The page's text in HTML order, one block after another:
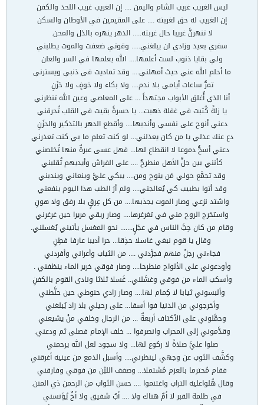
ليس الغريب غريب الشام واليمن .... إن الغريب غريب اللحد والكفن
إن الغريب له حق لغربته .... على المقيمين في الأوطان والسكن
لا تنهرنَّ غريبا حال غربته..... الدهر ينهره بالذل والمحن.
سفري بعيد وزادي لن يبلغني..... وقوتي ضعفت والموت يطلبني
ولي بقايا ذنوب لست أعلمها.... الله يعلمها في السر والعلن
ما أحلم الله عني حيث أمهلني.... وقد تماديت في ذنبي ويسترني
تمرُّ ساعات أيامي بلا ندم.... ولا بكاء ولا خوفٍ ولا حَزَنِ
أنا الذي أُغلق الأبواب مجتهداً ... على المعاصي وعين الله تنظرني
يا زلةً كُتبت في غفلة ذهبت... يا حسرةً بقيت في القلب تُحرقني
دعني أنوح على نفسي وأندبها.... وأقطع الدهر بالتذكير والحزَنِ
دع عنك عذلي يا من كان يعذلني... لو كنت تعلم ما بي كنت تعذرني
دعني أسحُّ دموعا لا انقطاع لها... فهل عسى عبرةٌ منها تُخلصني
كأنني بين جلِّ الأهل منطرحٌ .... على الفراش وأيديهم تُقلبني
وقد تجمَّع حولي مَن ينوح ومن.... يبكي عليَّ وينعاني ويندبني
وقد أتوا بطبيب كي يُعالجني.... ولم أرَ الطب هذا اليوم ينفعني
واشتد نزعي وصار الموت يجذبها.... من كل عِرقٍ بلا رفق ولا هونِ
واستخرج الروح مني في تغرغرها.... وصار ريقي مريرا حين غرغرني
وقام من كان حِبَّ الناس في عجَلٍ....... نحو المغسل يأتيني يُغسلني.
وقال يا قوم نبغي غاسلا حذِقا... حرا أديبا عارفا فطِنِ
فجاءني رجلٌ منهم فجرَّدني .... من الثياب وأعراني وأفردني
وأودعوني على الألواح منطرحا.... وصار فوقي خرير الماء ينظفني .
وأسكب الماء من فوقي وغسَّلني.. غَسلا ثلاثا ونادى القوم بالكفنِ
وألبسوني ثيابا لا كِمام لها.... وصار زادي حنوطي حين حنَّطني
وأخرجوني من الدنيا فوا أسفا... على رحيلي بلا زاد يُبلغني
وحمَّلوني على الأكتاف أربعةٌ ... من الرجال وخلفي منْ يشيعني
وقدَّموني إلى المحراب وانصرفوا ... خلف الإمام فصلى ثم ودعني.
صلوا عليَّ صلاةً لا ركوع لها... ولا سجود لعل الله يرحمني
وكشَّف الثوب عن وجهي لينظرني.... وأسبل الدمع من عينيه أغرقني
فقام مُحترما بالعزم مُشتملا... وصفف اللبْن من فوقي وفارقني
وقال هُلواعليه التراب واغتنموا .... حسن الثواب من الرحمن ذي المنن.
في ظلمة القبر لا أمٌ هناك ولا .... أبٌ شفيق ولا أخٌ يُؤنسني